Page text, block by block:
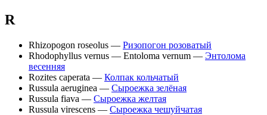
R
Rhizopogon roseolus — Ризопогон розоватый
Rhodophyllus vernus — Entoloma vernum — Энтолома
весенняя
Rozites caperata — Колпак кольчатый
Russula aeruginea — Сыроежка зелёная
Russula fiava — Сыроежка желтая
Russula virescens — Сыроежка чешуйчатая